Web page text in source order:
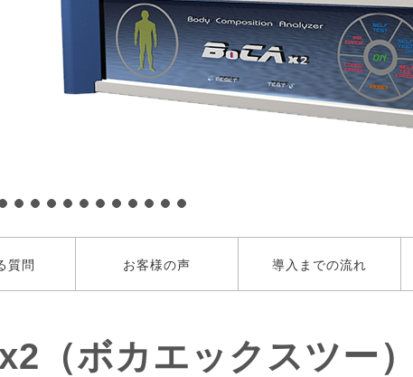
質問 お客様の声 導入までの流れ
（ボカエックスツー）